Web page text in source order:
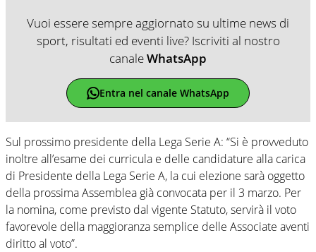
Vuoi essere sempre aggiornato su ultime news di
sport, risultati ed eventi live? Iscriviti al nostro
canaleWhatsApp
Entra nel canale WhatsApp
Sul prossimo presidente della Lega Serie A: “Si è provveduto
inoltre all’esame dei curricula e delle candidature alla carica
di Presidente della Lega Serie A, la cui elezione sarà oggetto
della prossima Assemblea già convocata per il 3 marzo. Per
la nomina, come previsto dal vigente Statuto, servirà il voto
favorevole della maggioranza semplice delle Associate aventi
diritto al voto”.